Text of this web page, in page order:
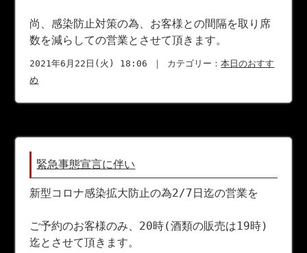
尚、感染防止対策の為、お客様との間隔を取り席
数を減らしての営業とさせて頂きます。
2021年6月22日(火) 18:06 ｜ カテゴリー：本日のおすす
め
緊急事態宣言に伴い
新型コロナ感染拡大防止の為2/7日迄の営業を
ご予約のお客様のみ、20時(酒類の販売は19時)
迄とさせて頂きます。